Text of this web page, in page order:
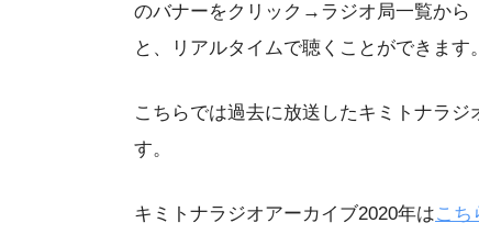
のバナーをクリック→ラジオ局一覧から
と、リアルタイムで聴くことができます。
こちらでは過去に放送したキミトナラジ
す。
キミトナラジオアーカイブ2020年はこち